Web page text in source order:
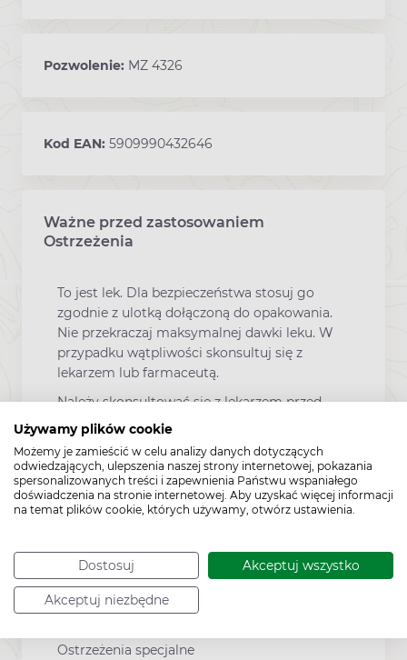
Używamy plików cookie
Możemy je zamieścić w celu analizy danych dotyczących
odwiedzających, ulepszenia naszej strony internetowej, pokazania
spersonalizowanych treści i zapewnienia Państwu wspaniałego
doświadczenia na stronie internetowej. Aby uzyskać więcej informacji
na temat plików cookie, których używamy, otwórz ustawienia.
Dostosuj Akceptuj wszystko
Akceptuj niezbędne
Pozwolenie: MZ 4326
Kod EAN: 5909990432646
Ważne przed zastosowaniem
Ostrzeżenia
To jest lek. Dla bezpieczeństwa stosuj go
zgodnie z ulotką dołączoną do opakowania.
Nie przekraczaj maksymalnej dawki leku. W
przypadku wątpliwości skonsultuj się z
lekarzem lub farmaceutą.
Należy skonsultować się z lekarzem przed
zastosowaniem leku w przypadku:
występowania alergii na leki lub kosmetyki,
choroby nerek, jednoczesnego przyjmowania
kwasu acetylosalicylowego lub innych leków,
ciąży i karmienia piersią. Nie stosować żelu:
na błony śluzowe, wargi, nozdrza i okolice
skórę w okolicach oczu, na skórę uszkodzoną
lub zmienioną zapalnie. W przypadku
kontaktu z preparatem ww. miejsc należy
Ostrzeżenia specjalne